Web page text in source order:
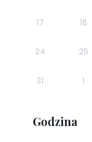
17 18
24 25
31 1
Godzina